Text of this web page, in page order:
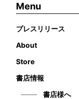
Menu
プレスリリース
About
Store
書店情報
書店様へ